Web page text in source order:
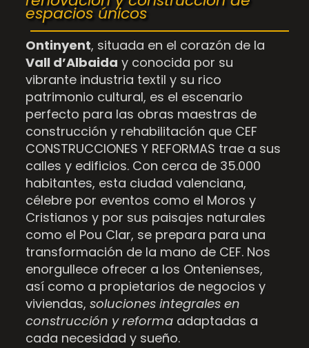
espacios únicos
Ontinyent, situada en el corazón de la
Vall d’Albaida y conocida por su
vibrante industria textil y su rico
patrimonio cultural, es el escenario
perfecto para las obras maestras de
construcción y rehabilitación que CEF
CONSTRUCCIONES Y REFORMAS trae a sus
calles y edificios. Con cerca de 35.000
habitantes, esta ciudad valenciana,
célebre por eventos como el Moros y
Cristianos y por sus paisajes naturales
como el Pou Clar, se prepara para una
transformación de la mano de CEF. Nos
enorgullece ofrecer a los Ontenienses,
así como a propietarios de negocios y
viviendas, soluciones integrales en
construcción y reformaadaptadas a
cada necesidad y sueño.